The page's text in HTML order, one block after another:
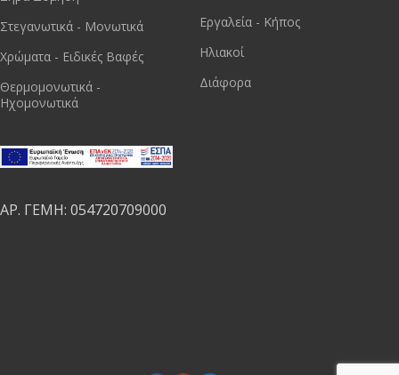
Στεγανωτικά - Μονωτικά
Χρώματα - Ειδικές Βαφές
Θερμομονωτικά -
Ηχομονωτικά
ΑΡ. ΓΕΜΗ: 054720709000
Εργαλεία - Κήπος
Ηλιακοί
Διάφορα